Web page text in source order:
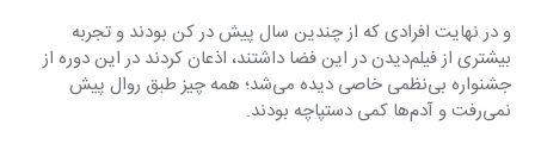
و در نهایت افرادی که از چندین سال پیش در کن بودند و تجربه
بیشتری از فیلم‌دیدن در این فضا داشتند، اذعان کردند در این دوره از
جشنواره بی‌نظمی خاصی دیده می‌شد؛ همه چیز طبق روال پیش
نمی‌رفت و آدم‌ها کمی دستپاچه بودند.